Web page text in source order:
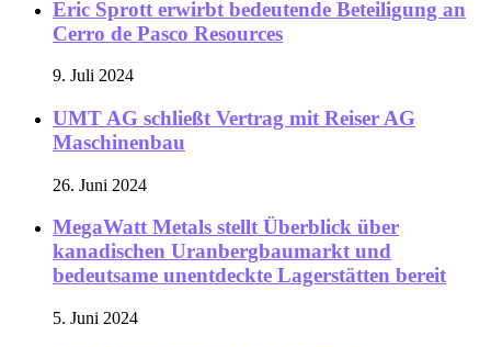
Eric Sprott erwirbt bedeutende Beteiligung an
Cerro de Pasco Resources
9. Juli 2024
UMT AG schließt Vertrag mit Reiser AG
Maschinenbau
26. Juni 2024
MegaWatt Metals stellt Überblick über
kanadischen Uranbergbaumarkt und
bedeutsame unentdeckte Lagerstätten bereit
5. Juni 2024